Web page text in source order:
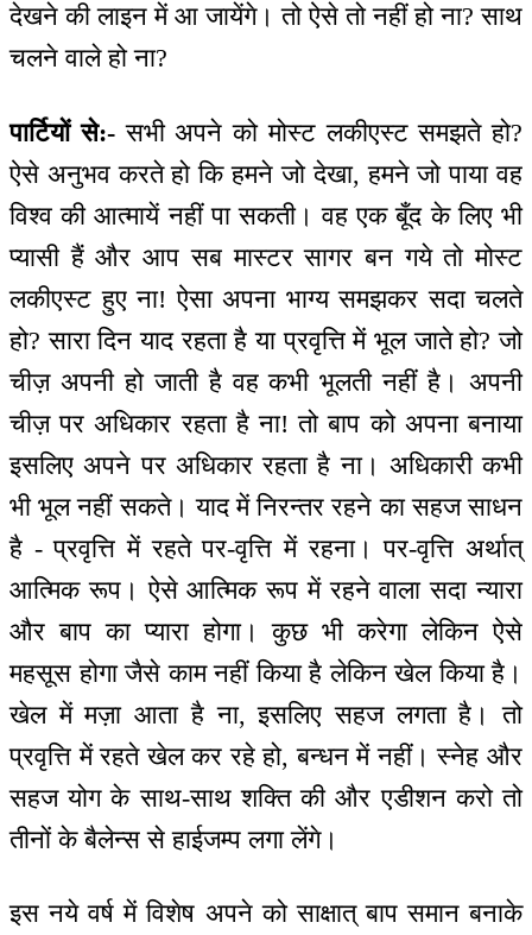
देखने की लाइन में आ जायेंगे। तो ऐसे तो नहीं हो ना? साथ
चलने वाले हो ना?
पार्टियों से:-सभी अपने को मोस्ट लकीएस्ट समझते हो?
ऐसे अनुभव करते हो कि हमने जो देखा, हमने जो पाया वह
विश्व की आत्मायें नहीं पा सकती। वह एक बूँद के लिए भी
प्यासी हैं और आप सब मास्टर सागर बन गये तो मोस्ट
लकीएस्ट हुए ना! ऐसा अपना भाग्य समझकर सदा चलते
हो? सारा दिन याद रहता है या प्रवृत्ति में भूल जाते हो? जो
चीज़ अपनी हो जाती है वह कभी भूलती नहीं है। अपनी
चीज़ पर अधिकार रहता है ना! तो बाप को अपना बनाया
इसलिए अपने पर अधिकार रहता है ना। अधिकारी कभी
भी भूल नहीं सकते। याद में निरन्तर रहने का सहज साधन
है - प्रवृत्ति में रहते पर-वृत्ति में रहना। पर-वृत्ति अर्थात्
आत्मिक रूप। ऐसे आत्मिक रूप में रहने वाला सदा न्यारा
और बाप का प्यारा होगा। कुछ भी करेगा लेकिन ऐसे
महसूस होगा जैसे काम नहीं किया है लेकिन खेल किया है।
खेल में मज़ा आता है ना, इसलिए सहज लगता है। तो
प्रवृत्ति में रहते खेल कर रहे हो, बन्धन में नहीं। स्नेह और
सहज योग के साथ-साथ शक्ति की और एडीशन करो तो
तीनों के बैलेन्स से हाईजम्प लगा लेंगे।
इस नये वर्ष में विशेष अपने को साक्षात् बाप समान बनाके